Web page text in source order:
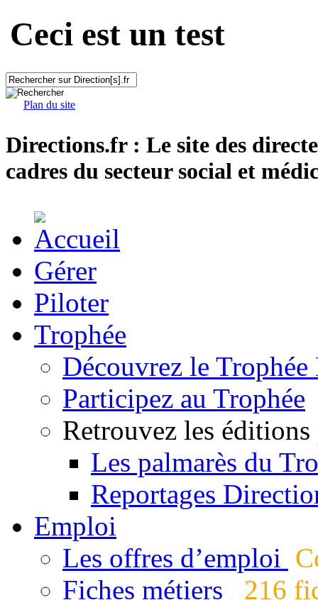
Ceci est un test
Plan du site
Directions.fr : Le site des
cadres du secteur social et
Gérer
Piloter
Trophée
Découvrez le
Participez au Trophée
Retrouvez les éditions
Les palmarès du
Reportages
Emploi
Les offres d’emploi
Fiches métiers
216